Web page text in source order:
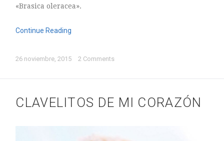
«Brasica oleracea».
Continue Reading
26 noviembre, 2015 2 Comments
CLAVELITOS DE MI CORAZÓN